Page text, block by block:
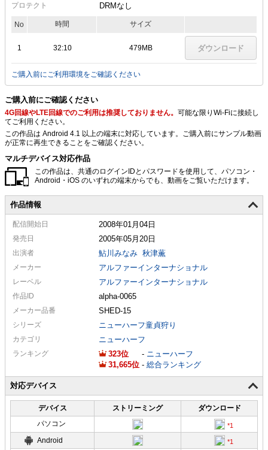
プロテクト DRMなし
No 時間 サイズ
1 32:10 479MB ダウンロード
ご購入前にご利用環境をご確認ください
ご購入前にご確認ください
4G回線やLTE回線でのご利用は推奨しておりません。 可能な限りWi-Fiに接続し
てご利用ください。
この作品は Android 4.1 以上の端末に対応しています。ご購入前にサンプル動画
が正常に再生できることをご確認ください。
マルチデバイス対応作品
この作品は、共通のログインIDとパスワードを使用して、パソコン・
Android・iOS のいずれの端末からでも、動画をご覧いただけます。
作品情報
配信開始日 2008年01月04日
発売日 2005年05月20日
出演者 鮎川みなみ 秋津薫
メーカー アルファーインターナショナル
レーベル アルファーインターナショナル
作品ID alpha-0065
メーカー品番 SHED-15
シリーズ ニューハーフ童貞狩り
カテゴリ ニューハーフ
ランキング 323 - ニューハーフ
31,665
- 総合ランキング
対応デバイス
デバイス ストリーミング
ダウンロード
パソコン
Android